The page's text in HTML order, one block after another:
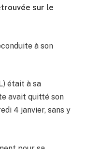
sur le
à son
était à sa
avait quitté son
4 janvier, sans y